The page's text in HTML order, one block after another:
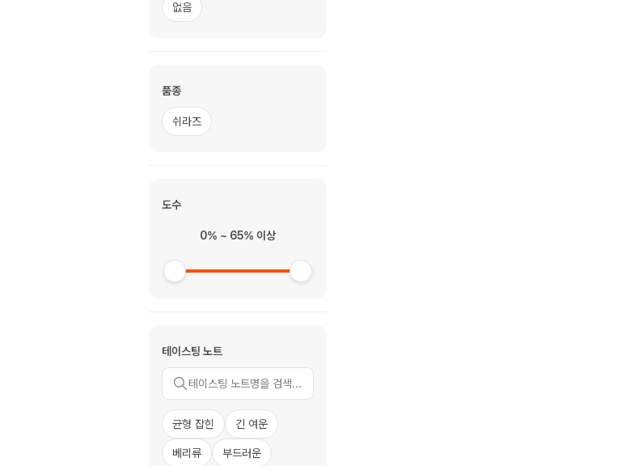
없음
품종
쉬라즈
도수
0% ~ 65% 이상
테이스팅 노트
균형 잡힌 긴 여운
베리류 부드러운